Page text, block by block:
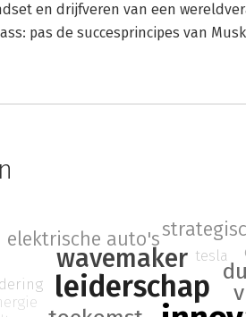
en drijfveren van een
pas de succesprincipes van
leiderschap
wavemaker
elektrische auto's
tesla